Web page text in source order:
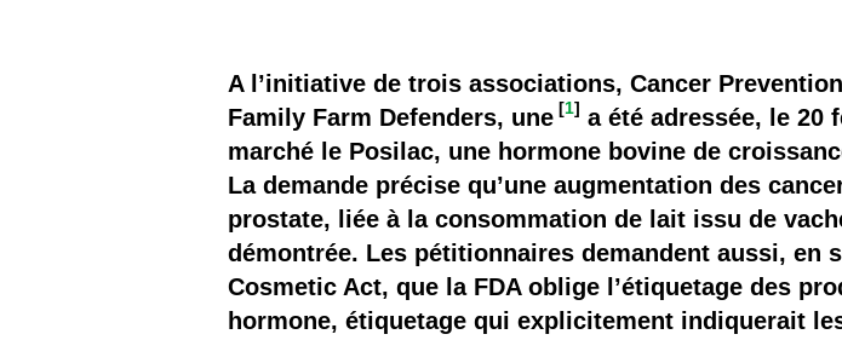
Il y a semence…. et semence
Quels sont les avantages et les
A l’initiative de trois associations, Cancer
Family Farm Defenders, une [1] a été adressée, le 20
marché le Posilac, une hormone bovine de
La demande précise qu’une augmentation des
prostate, liée à la consommation de lait issu de
démontrée. Les pétitionnaires demandent aussi, en
Cosmetic Act, que la FDA oblige l’étiquetage des
hormone, étiquetage qui explicitement indiquerait